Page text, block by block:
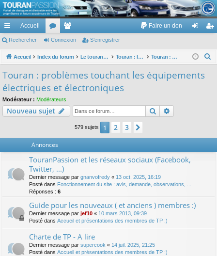
TouranPassion
Le forum des propriétaires ou futurs acquéreurs du Volkswagen Touran
cc
ès
pi
de
Accueil
or
u
e
m
es
Faire un don
ne nr
Rechercher Connexion S’enregistrer
Accueil Index du forum Le touran dans ses versions I (V1 V2 V3) et II ... Touran : les équipements électriques et électroniques Touran : problèmes touchant les équipements électriques et électroniques
r
Touran : problèmes touchant les équipements
électriques et électroniques
Modérateur : Modérateurs
Nouveau sujet Rechercher
579 sujets 1 2 3
Annonces
TouranPassion et les réseaux sociaux (Facebook,
Twitter, ...)
Dernier message par gnanvofredy « 13 oct. 2025, 16:19
Posté dans Fonctionnement du site : avis, demande, observations, ...
Réponses : 6
Guide pour les nouveaux ( et anciens ) membres :)
Dernier message par jef10 « 10 mars 2013, 09:39
Posté dans Accueil et présentations des membres de TP :)
Charte de TP - A lire
Dernier message par supercook « 14 juil. 2025, 21:25
Posté dans Accueil et présentations des membres de TP :)